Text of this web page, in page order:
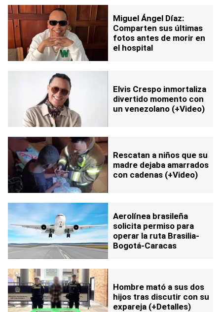
Miguel Ángel Díaz:
Comparten sus últimas
fotos antes de morir en
el hospital
Elvis Crespo inmortaliza
divertido momento con
un venezolano (+Video)
Rescatan a niños que su
madre dejaba amarrados
con cadenas (+Video)
Aerolínea brasileña
solicita permiso para
operar la ruta Brasilia-
Bogotá-Caracas
Hombre mató a sus dos
hijos tras discutir con su
expareja (+Detalles)